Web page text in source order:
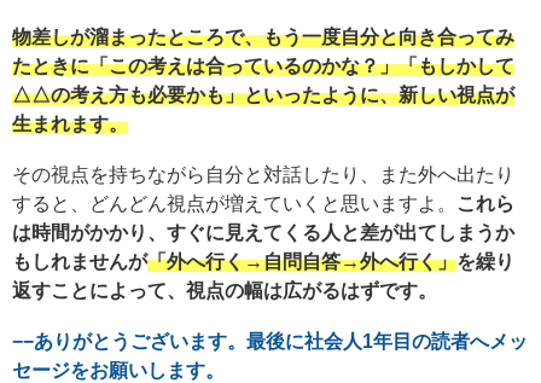
物差しが溜まったところで、もう一度自分と向き合ってみ
たときに「この考えは合っているのかな？」「もしかして
△△の考え方も必要かも」といったように、新しい視点が
生まれます。
その視点を持ちながら自分と対話したり、また外へ出たり
すると、どんどん視点が増えていくと思いますよ。
これら
は時間がかかり、すぐに見えてくる人と差が出てしまうか
もしれませんが「外へ行く→自問自答→外へ行く」を繰り
返すことによって、視点の幅は広がるはずです。
−−ありがとうございます。最後に社会人1年目の読者へメッ
セージをお願いします。